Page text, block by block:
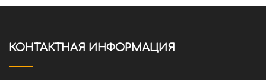
КОНТАКТНАЯ ИНФОРМАЦИЯ